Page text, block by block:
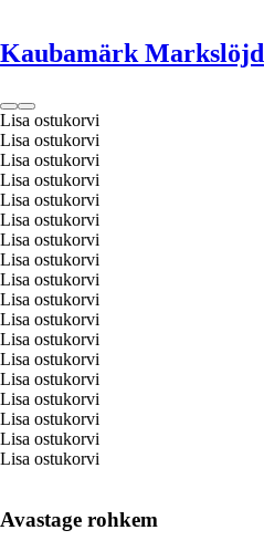
Kaubamärk Markslöjd
Lisa ostukorvi
Lisa ostukorvi
Lisa ostukorvi
Lisa ostukorvi
Lisa ostukorvi
Lisa ostukorvi
Lisa ostukorvi
Lisa ostukorvi
Lisa ostukorvi
Lisa ostukorvi
Lisa ostukorvi
Lisa ostukorvi
Lisa ostukorvi
Lisa ostukorvi
Lisa ostukorvi
Lisa ostukorvi
Lisa ostukorvi
Lisa ostukorvi
Avastage rohkem